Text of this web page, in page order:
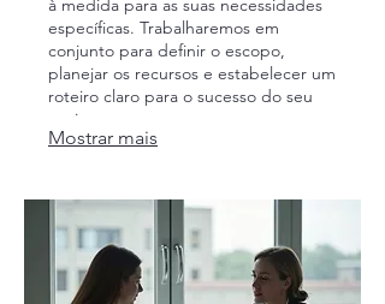
à medida para as suas necessidades
específicas. Trabalharemos em
conjunto para definir o escopo,
planejar os recursos e estabelecer um
roteiro claro para o sucesso do seu
projeto.
Mostrar mais